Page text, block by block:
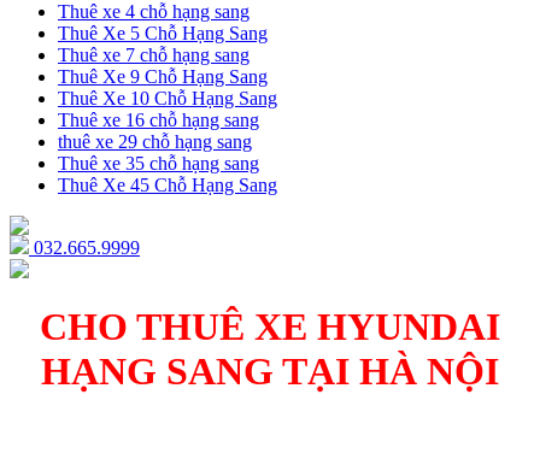
Thuê xe 4 chỗ hạng sang
Thuê Xe 5 Chỗ Hạng Sang
Thuê xe 7 chỗ hạng sang
Thuê Xe 9 Chỗ Hạng Sang
Thuê Xe 10 Chỗ Hạng Sang
Thuê xe 16 chỗ hạng sang
thuê xe 29 chỗ hạng sang
Thuê xe 35 chỗ hạng sang
Thuê Xe 45 Chỗ Hạng Sang
032.665.9999
CHO THUÊ XE HYUNDAI
HẠNG SANG TẠI HÀ NỘI